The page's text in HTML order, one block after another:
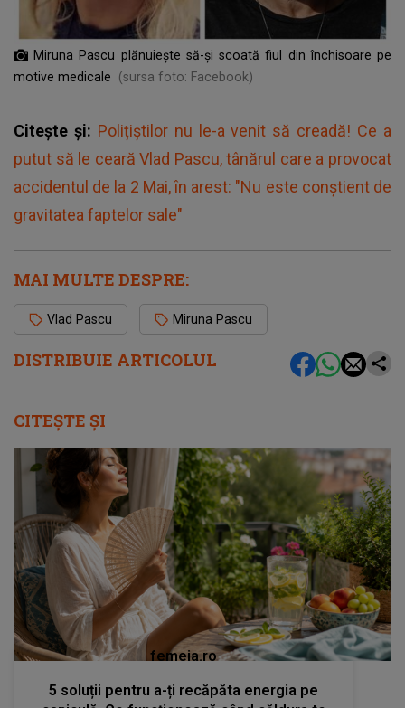
DISTRIBUIE ARTICOLUL
Miruna Pascu plănuiește să-și scoată fiul din închisoare pe
motive medicale
(sursa foto: Facebook)
Citește și: Polițiștilor nu le-a venit să creadă! Ce a
putut să le ceară Vlad Pascu, tânărul care a provocat
accidentul de la 2 Mai, în arest: "Nu este conștient de
gravitatea faptelor sale"
MAI MULTE DESPRE:
Vlad Pascu Miruna Pascu
CITEȘTE ȘI
femeia.ro
5 soluții pentru a-ți recăpăta energia pe